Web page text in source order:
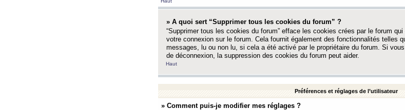
» A quoi sert “Supprimer tous les cookies du forum” ?
“Supprimer tous les cookies du forum” efface les cookies crées par le forum
votre connexion sur le forum. Cela fournit également des fonctionnalités telles
messages, lu ou non lu, si cela a été activé par le propriétaire du forum. Si
de déconnexion, la suppression des cookies du forum peut aider.
Haut
Préférences et réglages de l’utilisateur
» Comment puis-je modifier mes réglages ?